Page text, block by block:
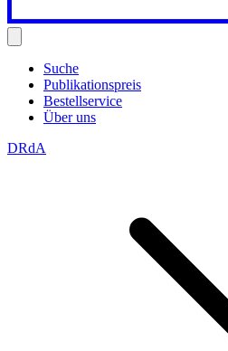
Suche
Publikationspreis
Bestellservice
Über uns
DRdA